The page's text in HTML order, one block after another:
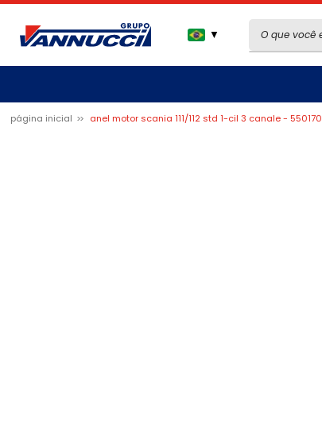
▼
página inicial anel motor scania 111/112 std 1-cil 3 canale - 550170